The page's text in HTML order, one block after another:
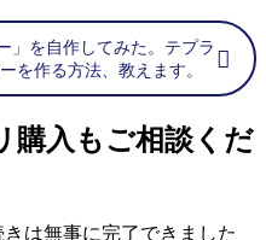
」を自作してみた。テプラ
を作る方法、教えます。
購入もご相談くだ
は無事に完了できました